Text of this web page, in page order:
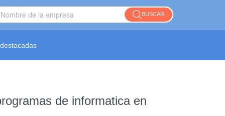
BUSCAR
de informatica en